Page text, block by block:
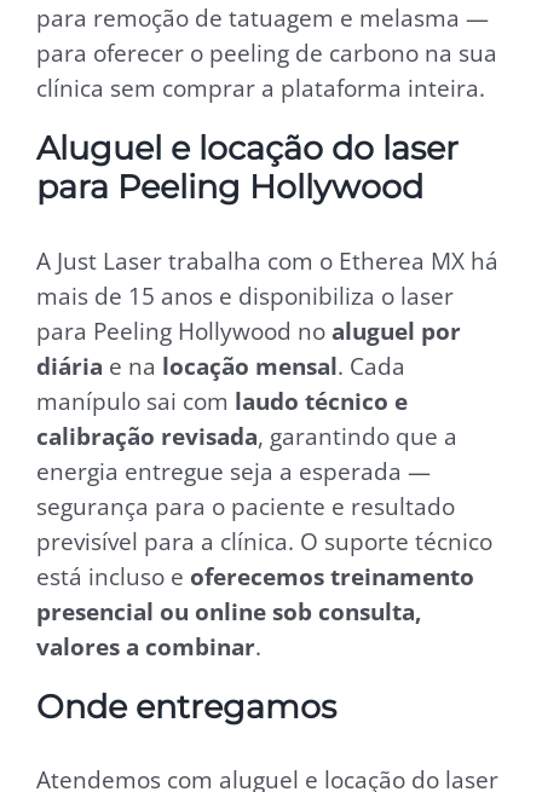
para remoção de tatuagem e melasma —
para oferecer o peeling de carbono na sua
clínica sem comprar a plataforma inteira.
Aluguel e locação do laser
para Peeling Hollywood
A Just Laser trabalha com o Etherea MX há
mais de 15 anos e disponibiliza o laser
para Peeling Hollywood no aluguel por
diária e na locação mensal. Cada
manípulo sai com laudo técnico e
calibração revisada, garantindo que a
energia entregue seja a esperada —
segurança para o paciente e resultado
previsível para a clínica. O suporte técnico
está incluso e oferecemos treinamento
presencial ou online sob consulta,
valores a combinar.
Onde entregamos
Atendemos com aluguel e locação do laser